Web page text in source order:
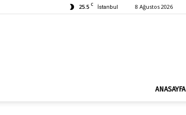
25.5 C İstanbul 8 Ağustos 2026
ANASAYFA